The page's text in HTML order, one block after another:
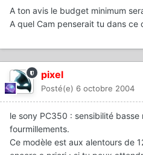
A ton avis le budget minimum
A quel Cam penserait tu dans ce
pixel
Posté(e) 6 octobre 2004
le sony PC350 : sensibilité
fourmillements.
Ce modèle est aux alentours de